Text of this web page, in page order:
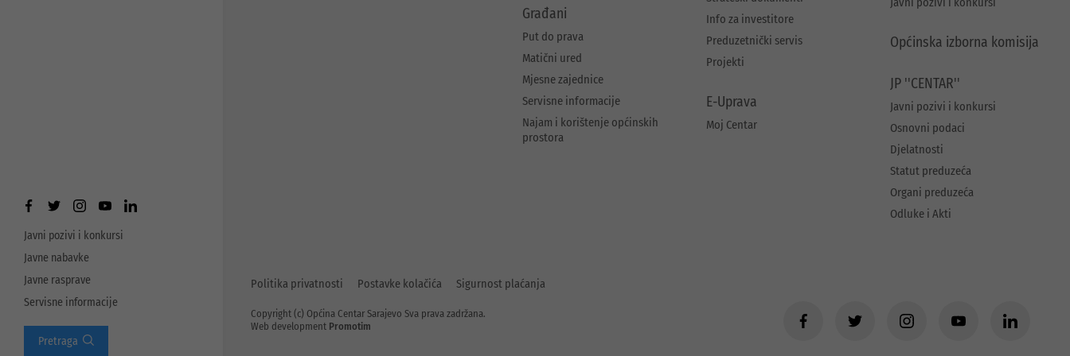
Javni pozivi i konkursi
Javne nabavke
Javne rasprave
Servisne informacije
Pretraga
Građani
Put do prava
Matični ured
Mjesne zajednice
Servisne informacije
Najam i korištenje općinskih
prostora
Info za investitore
Preduzetnički servis
Projekti
E-Uprava
Moj Centar
Općinska izborna komisija
JP ''CENTAR''
Javni pozivi i konkursi
Osnovni podaci
Djelatnosti
Statut preduzeća
Organi preduzeća
Odluke i Akti
Politika privatnosti Postavke kolačića Sigurnost plaćanja
Copyright (c) Općina Centar Sarajevo Sva prava zadržana.
Web development Promotim